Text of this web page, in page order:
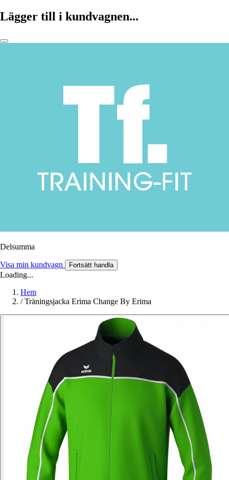
Lägger till i kundvagnen...
Delsumma
Visa min kundvagn Fortsätt handla
Loading...
Hem
/ Träningsjacka Erima Change By Erima